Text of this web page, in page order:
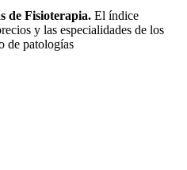
de Fisioterapia. El índice
y las especialidades de los
de patologías